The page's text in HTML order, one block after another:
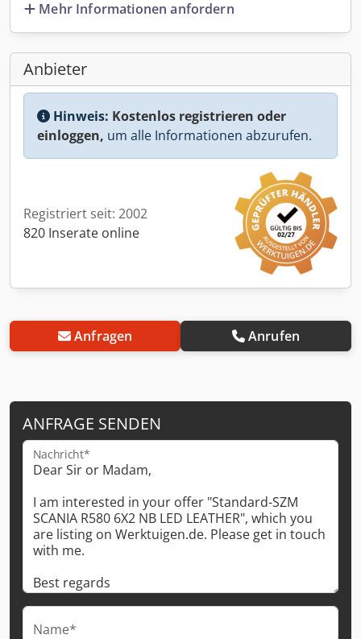
Mehr Informationen anfordern
Anbieter
Hinweis: Kostenlos registrieren oder
einloggen, um alle Informationen abzurufen.
Registriert seit: 2002
820 Inserate online
Anfragen Anrufen
ANFRAGE SENDEN
Nachricht*
Name*